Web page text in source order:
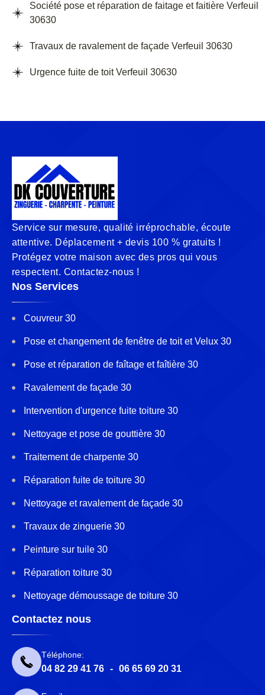
Société pose et réparation de faitage et faitière Verfeuil
30630
Travaux de ravalement de façade Verfeuil 30630
Urgence fuite de toit Verfeuil 30630
Service sur mesure, qualité irréprochable, écoute
attentive. Déplacement + devis 100 % gratuits !
Protégez votre maison avec des pros qui vous
respectent. Contactez-nous !
Nos Services
Couvreur 30
Pose et changement de fenêtre de toit et Velux 30
Pose et réparation de faîtage et faîtière 30
Ravalement de façade 30
Intervention d'urgence fuite toiture 30
Nettoyage et pose de gouttière 30
Traitement de charpente 30
Réparation fuite de toiture 30
Nettoyage et ravalement de façade 30
Travaux de zinguerie 30
Peinture sur tuile 30
Réparation toiture 30
Nettoyage démoussage de toiture 30
Contactez nous
Téléphone:
04 82 29 41 76 - 06 65 69 20 31